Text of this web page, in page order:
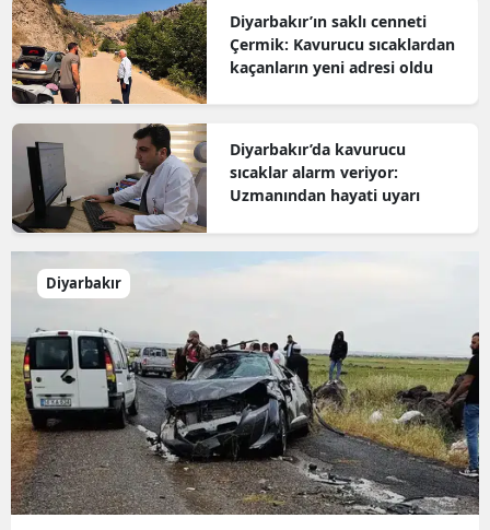
Diyarbakır’ın saklı cenneti
Çermik: Kavurucu sıcaklardan
kaçanların yeni adresi oldu
Diyarbakır’da kavurucu
sıcaklar alarm veriyor:
Uzmanından hayati uyarı
Diyarbakır